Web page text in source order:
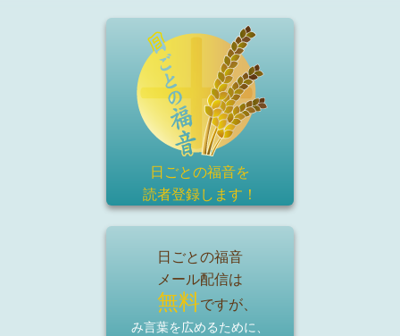
日ごとの福音を
読者登録します！
日ごとの福音
メール配信は
無料ですが、
み言葉を広めるために、